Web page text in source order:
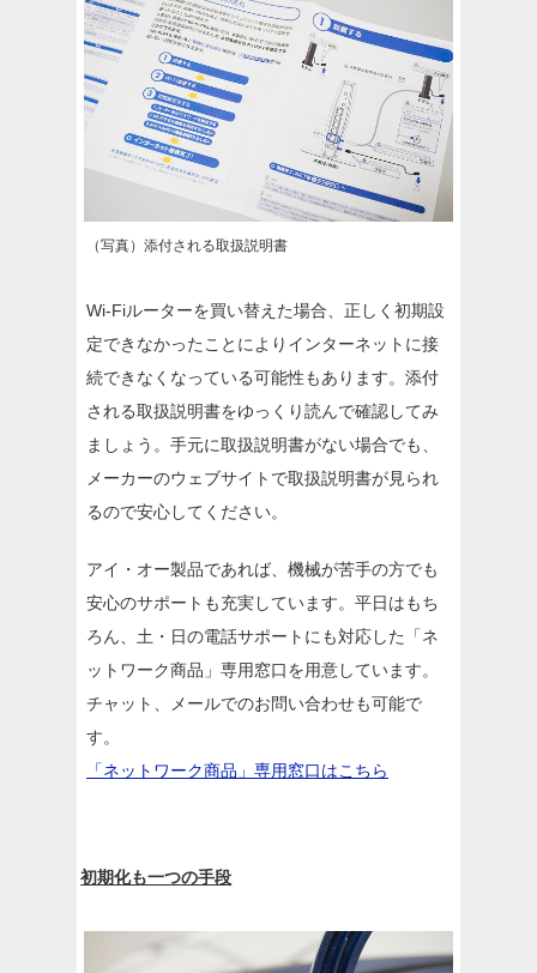
（写真）添付される取扱説明書
Wi-Fiルーターを買い替えた場合、正しく初期設
定できなかったことによりインターネットに接
続できなくなっている可能性もあります。添付
される取扱説明書をゆっくり読んで確認してみ
ましょう。手元に取扱説明書がない場合でも、
メーカーのウェブサイトで取扱説明書が見られ
るので安心してください。
アイ・オー製品であれば、機械が苦手の方でも
安心のサポートも充実しています。平日はもち
ろん、土・日の電話サポートにも対応した「ネ
ットワーク商品」専用窓口を用意しています。
チャット、メールでのお問い合わせも可能で
す。
「ネットワーク商品」専用窓口はこちら
初期化も一つの手段